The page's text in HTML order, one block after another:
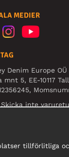
MEDIER
Denim Europe OÜ
mnt 5, EE-10117
Skicka inte
tillförlitliga